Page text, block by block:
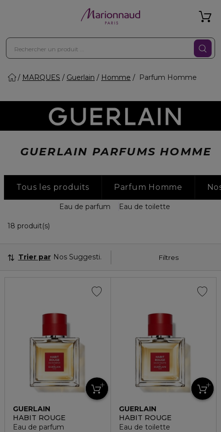
MARQUES Guerlain Homme Parfum Homme
GUERLAIN PARFUMS HOMME
Tous les produits Parfum Homme
Eau de parfum Eau de toilette
18 produit(s)
Filtres
Trier par Nos Suggestions
GUERLAIN
HABIT ROUGE
Eau de parfum
GUERLAIN
HABIT ROUGE
Eau de toilette